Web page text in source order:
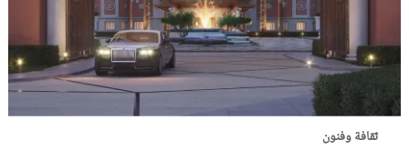
ثقافة وفنون